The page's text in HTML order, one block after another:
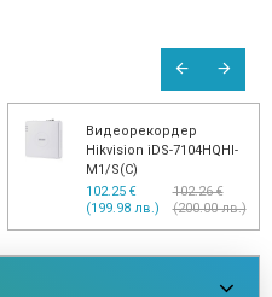
Видеорекордер
Hikvision iDS-7104HQHI-
M1/S(C)
102.25 €
(199.98 лв.)
102.26 €
(200.00 лв.)